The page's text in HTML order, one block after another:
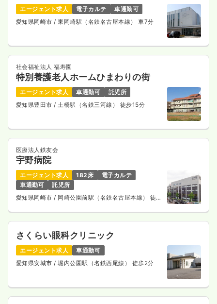
エージェント求人 電子カルテ
車通勤可
愛知県岡崎市 / 東岡崎駅（名鉄名古屋本線） 車7分
社会福祉法人 福寿園
特別養護老人ホームひまわりの街
エージェント求人 車通勤可
託児所
愛知県豊田市 / 土橋駅（名鉄三河線） 徒歩15分
医療法人鉄友会
宇野病院
エージェント求人 182床
電子カルテ
車通勤可
託児所
愛知県岡崎市/ 岡崎公園前駅（名鉄名古屋本線） 徒歩
さくらい眼科クリニック
エージェント求人
車通勤可
愛知県安城市 / 堀内公園駅（名鉄西尾線） 徒歩2分